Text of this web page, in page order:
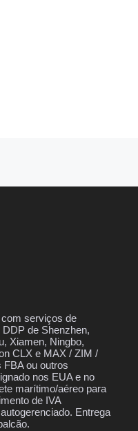
serviços de
de Shenzhen,
Xiamen, Ningbo,
CLX e MAX / ZIM /
ou outros
nos EUA e no
marítimo/aéreo para
de IVA
Entrega